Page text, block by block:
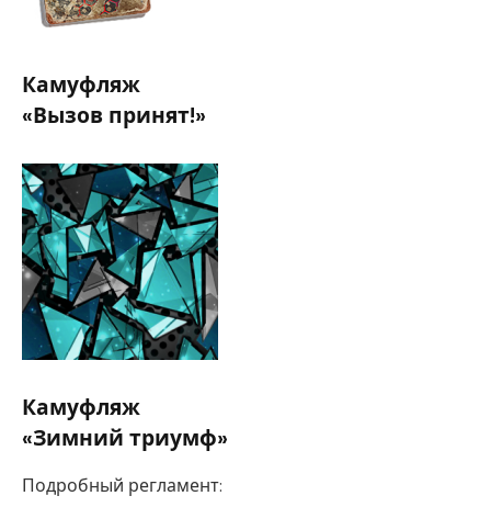
Камуфляж
«Вызов принят!»
Камуфляж
«Зимний триумф»
Подробный регламент: